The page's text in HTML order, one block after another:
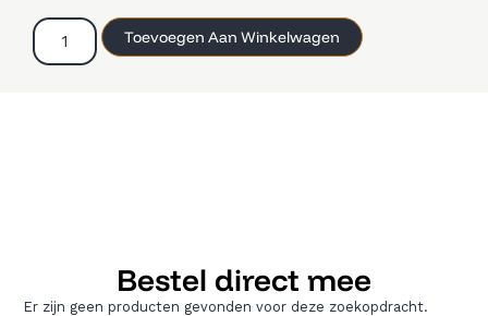
Toevoegen Aan Winkelwagen
Bestel direct mee
Er zijn geen producten gevonden voor deze zoekopdracht.